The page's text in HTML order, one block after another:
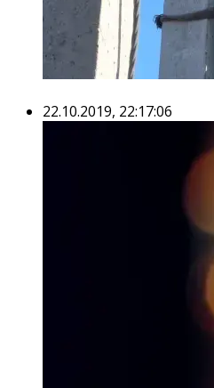
22.10.2019, 22:17:06